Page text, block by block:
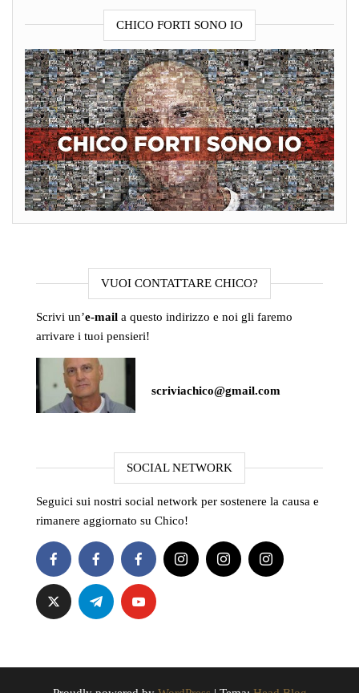
CHICO FORTI SONO IO
VUOI CONTATTARE CHICO?
Scrivi un’e-mail a questo indirizzo e noi gli faremo
arrivare i tuoi pensieri!
scriviachico@gmail.com
SOCIAL NETWORK
Seguici sui nostri social network per sostenere la causa e
rimanere aggiornato su Chico!